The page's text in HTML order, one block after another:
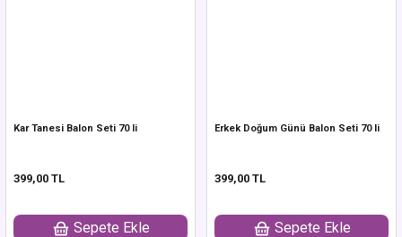
Kar Tanesi Balon Seti 70 li
399,00 TL
Sepete Ekle
Erkek Doğum Günü Balon Seti 70 li
399,00 TL
Sepete Ekle